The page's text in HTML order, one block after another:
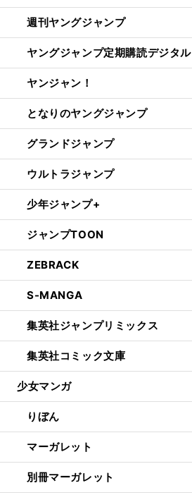
週刊ヤングジャンプ
ヤングジャンプ定期購読デジタル
ヤンジャン！
となりのヤングジャンプ
グランドジャンプ
ウルトラジャンプ
少年ジャンプ+
ジャンプTOON
ZEBRACK
S-MANGA
集英社ジャンプリミックス
集英社コミック文庫
少女マンガ
りぼん
マーガレット
別冊マーガレット